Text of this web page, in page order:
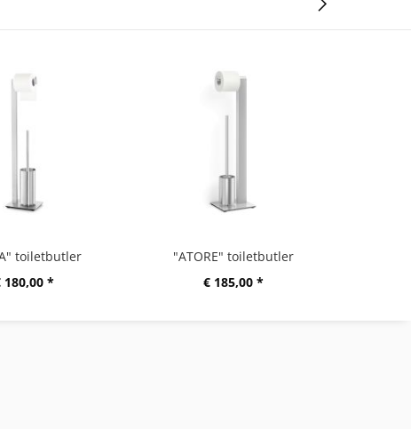
toiletbutler
180,00 *
"ATORE" toiletbutler
€ 185,00 *